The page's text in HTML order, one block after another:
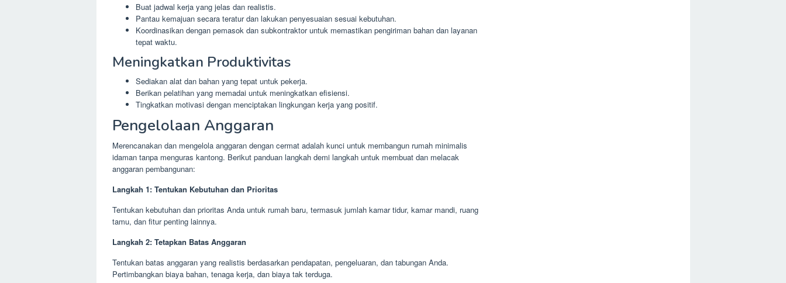
Buat jadwal kerja yang jelas dan realistis.
Pantau kemajuan secara teratur dan lakukan penyesuaian sesuai kebutuhan.
Koordinasikan dengan pemasok dan subkontraktor untuk memastikan pengiriman bahan dan layanan
tepat waktu.
Meningkatkan Produktivitas
Sediakan alat dan bahan yang tepat untuk pekerja.
Berikan pelatihan yang memadai untuk meningkatkan efisiensi.
Tingkatkan motivasi dengan menciptakan lingkungan kerja yang positif.
Pengelolaan Anggaran
Merencanakan dan mengelola anggaran dengan cermat adalah kunci untuk membangun rumah minimalis
idaman tanpa menguras kantong. Berikut panduan langkah demi langkah untuk membuat dan melacak
anggaran pembangunan:
Langkah 1: Tentukan Kebutuhan dan Prioritas
Tentukan kebutuhan dan prioritas Anda untuk rumah baru, termasuk jumlah kamar tidur, kamar mandi, ruang
tamu, dan fitur penting lainnya.
Langkah 2: Tetapkan Batas Anggaran
Tentukan batas anggaran yang realistis berdasarkan pendapatan, pengeluaran, dan tabungan Anda.
Pertimbangkan biaya bahan, tenaga kerja, dan biaya tak terduga.